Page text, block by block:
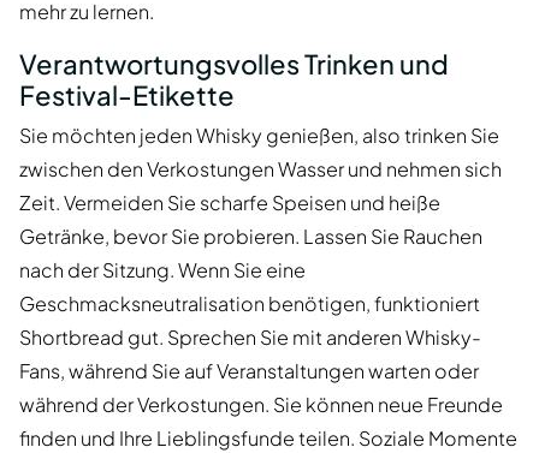
mehr zu lernen.
Verantwortungsvolles Trinken und
Festival-Etikette
Sie möchten jeden Whisky genießen, also trinken Sie
zwischen den Verkostungen Wasser und nehmen sich
Zeit. Vermeiden Sie scharfe Speisen und heiße
Getränke, bevor Sie probieren. Lassen Sie Rauchen
nach der Sitzung. Wenn Sie eine
Geschmacksneutralisation benötigen, funktioniert
Shortbread gut. Sprechen Sie mit anderen Whisky-
Fans, während Sie auf Veranstaltungen warten oder
während der Verkostungen. Sie können neue Freunde
finden und Ihre Lieblingsfunde teilen. Soziale Momente